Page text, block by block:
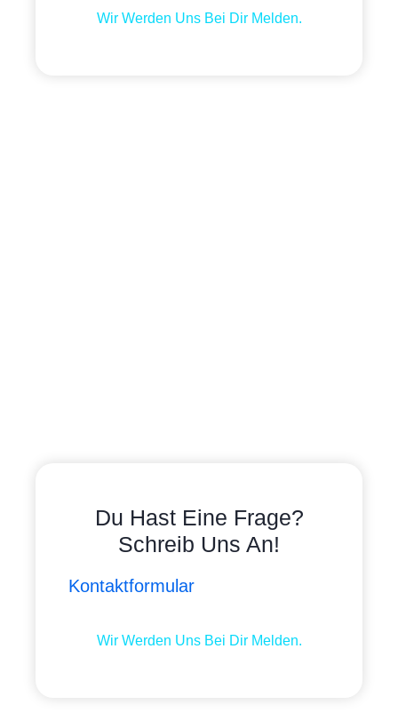
Wir Werden Uns Bei Dir Melden.
Du Hast Eine Frage?
Schreib Uns An!
Kontaktformular
Wir Werden Uns Bei Dir Melden.